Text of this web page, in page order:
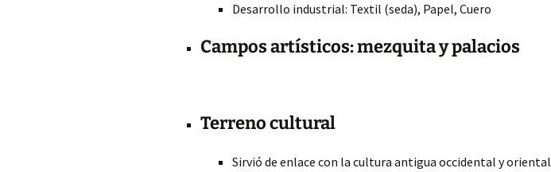
Desarrollo industrial: Textil (seda), Papel, Cuero
Campos artísticos: mezquita y palacios
Terreno cultural
Sirvió de enlace con la cultura antigua occidental y oriental